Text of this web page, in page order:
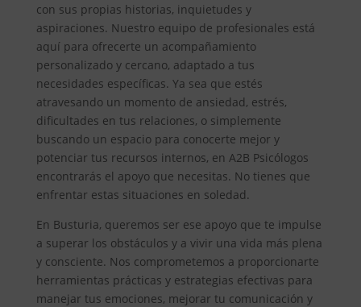
con sus propias historias, inquietudes y
aspiraciones. Nuestro equipo de profesionales está
aquí para ofrecerte un acompañamiento
personalizado y cercano, adaptado a tus
necesidades específicas. Ya sea que estés
atravesando un momento de ansiedad, estrés,
dificultades en tus relaciones, o simplemente
buscando un espacio para conocerte mejor y
potenciar tus recursos internos, en A2B Psicólogos
encontrarás el apoyo que necesitas. No tienes que
enfrentar estas situaciones en soledad.
En Busturia, queremos ser ese apoyo que te impulse
a superar los obstáculos y a vivir una vida más plena
y consciente. Nos comprometemos a proporcionarte
herramientas prácticas y estrategias efectivas para
manejar tus emociones, mejorar tu comunicación y